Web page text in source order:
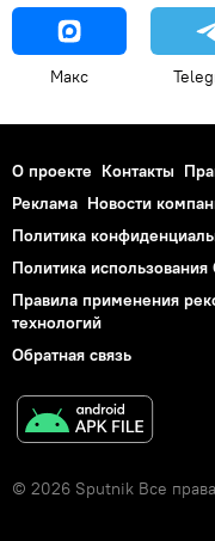
Макс
О проекте Контакты
Реклама Новости
Политика
Политика использования
Правила применения
технологий
Обратная связь
© 2026 Sputnik Все